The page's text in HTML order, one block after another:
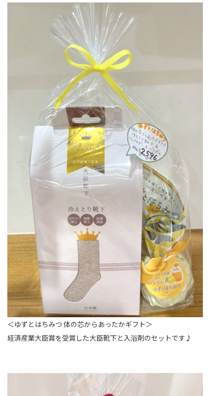
＜ゆずとはちみつ 体の芯からあったかギフト＞
経済産業大臣賞を受賞した大臣靴下と入浴剤のセットです♪